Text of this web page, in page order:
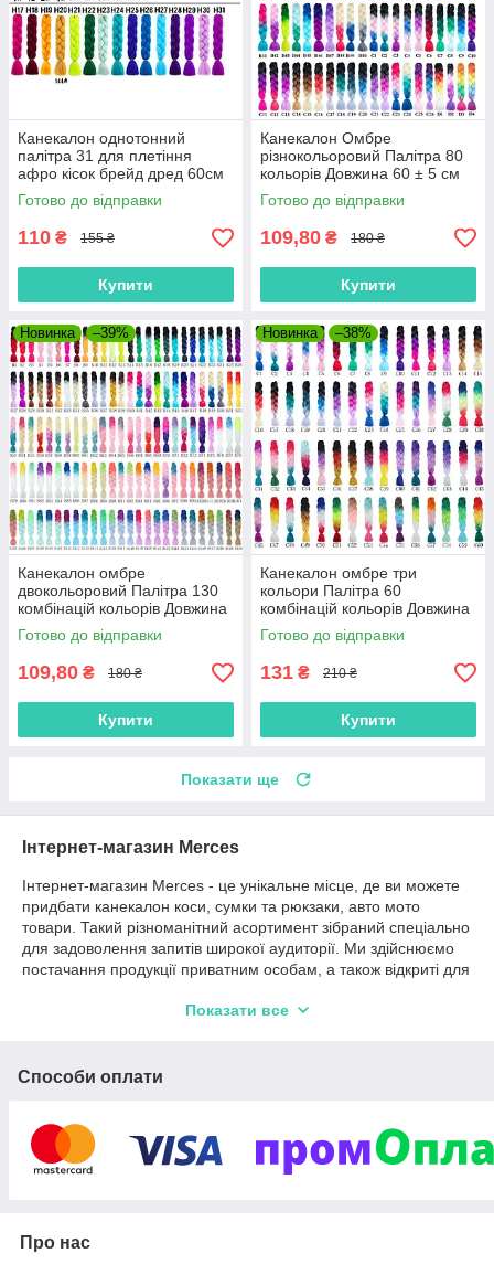
Канекалон однотонний
палітра 31 для плетіння
афро кісок брейд дред 60см
100г коса Jumbo braid
термостійкий
Готово до відправки
110 ₴ 155 ₴
Купити
Канекалон Омбре
різнокольоровий Палітра 80
кольорів Довжина 60 ± 5 см
Вага 100 ± 5 г Термостійкий
коса Jumbo
Готово до відправки
109,80 ₴ 180 ₴
Купити
Новинка –39%
Канекалон омбре
двокольоровий Палітра 130
комбінацій кольорів Довжина
60 см Вага 100 грам
Термостійкий коса Jumbo
Готово до відправки
109,80 ₴ 180 ₴
Купити
Новинка –38%
Канекалон омбре три
кольори Палітра 60
комбінацій кольорів Довжина
60 см Вага 100 грам
Термостійкий коса Jumbo
Готово до відправки
131 ₴ 210 ₴
Купити
Показати ще
Інтернет-магазин Merces
Інтернет-магазин Merces - це унікальне місце, де ви можете
придбати канекалон коси, сумки та рюкзаки, авто мото
товари. Такий різноманітний асортимент зібраний спеціально
для задоволення запитів широкої аудиторії. Ми здійснюємо
постачання продукції приватним особам, а також відкриті для
представниками салонів краси. Канекалони (штучні волокна,
Наш асортимент канекалону - коси, омбре, двоколірні пасма
Канекалон – це штучні пасма, органічного походження,
отримані з морських водоростей, імітують структуру
людського волосся, оскільки до його складу входить речовина
та яскравих кіс до зачіски, що переливається всіма
Показати все
Способи оплати
Про нас